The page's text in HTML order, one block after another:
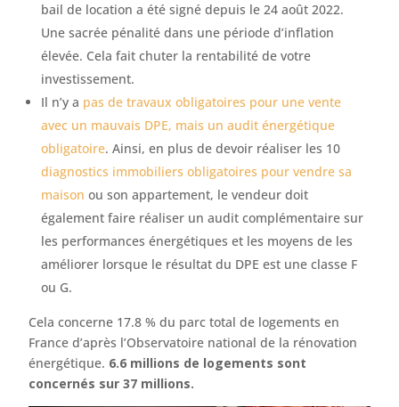
bail de location a été signé depuis le 24 août 2022.
Une sacrée pénalité dans une période d’inflation
élevée. Cela fait chuter la rentabilité de votre
investissement.
Il n’y a pas de travaux obligatoires pour une vente
avec un mauvais DPE, mais un audit énergétique
obligatoire. Ainsi, en plus de devoir réaliser les 10
diagnostics immobiliers obligatoires pour vendre sa
maison ou son appartement, le vendeur doit
également faire réaliser un audit complémentaire sur
les performances énergétiques et les moyens de les
améliorer lorsque le résultat du DPE est une classe F
ou G.
Cela concerne 17.8 % du parc total de logements en
France d’après l’Observatoire national de la rénovation
énergétique. 6.6 millions de logements sont
concernés sur 37 millions.